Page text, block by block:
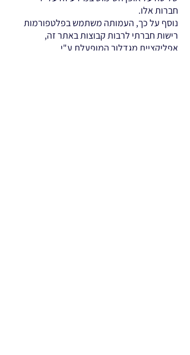
חברות אלו.
נוסף על כך, העמותה משתמש בפלטפורמות
רישות חברתי לרבות קבוצות באתר זה,
אפליקציית מגדלור המופעלת ע"י